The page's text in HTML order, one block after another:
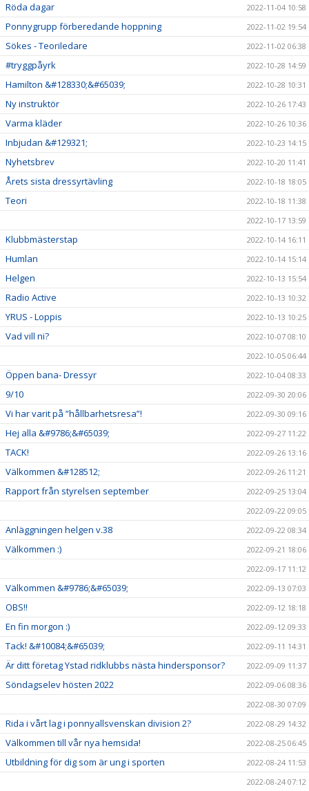
Röda dagar 2022-11-04 10:58
Ponnygrupp förberedande hoppning 2022-11-02 19:54
Sökes - Teoriledare 2022-11-02 06:38
#tryggpåyrk 2022-10-28 14:59
Hamilton &#128330;&#65039; 2022-10-28 10:31
Ny instruktör 2022-10-26 17:43
Varma kläder 2022-10-26 10:36
Inbjudan &#129321; 2022-10-23 14:15
Nyhetsbrev 2022-10-20 11:41
Årets sista dressyrtävling 2022-10-18 18:05
Teori
2022-10-18 11:38
2022-10-17 13:59
Klubbmästerstap 2022-10-14 16:11
Humlan 2022-10-14 15:14
Helgen 2022-10-13 15:54
Radio Active 2022-10-13 10:32
YRUS - Loppis 2022-10-13 10:25
Vad vill ni?
2022-10-07 08:10
2022-10-05 06:44
Öppen bana- Dressyr 2022-10-04 08:33
9/10 2022-09-30 20:06
Vi har varit på ”hållbarhetsresa”! 2022-09-30 09:16
Hej alla &#9786;&#65039; 2022-09-27 11:22
TACK! 2022-09-26 13:16
Välkommen &#128512; 2022-09-26 11:21
Rapport från styrelsen september
2022-09-25 13:04
2022-09-22 09:05
Anläggningen helgen v.38 2022-09-22 08:34
Välkommen :)
2022-09-21 18:06
2022-09-17 11:12
Välkommen &#9786;&#65039; 2022-09-13 07:03
OBS!! 2022-09-12 18:18
En fin morgon :) 2022-09-12 09:33
Tack! &#10084;&#65039; 2022-09-11 14:31
Är ditt företag Ystad ridklubbs nästa hindersponsor? 2022-09-09 11:37
Söndagselev hösten 2022
2022-09-06 08:36
2022-08-30 07:09
Rida i vårt lag i ponnyallsvenskan division 2? 2022-08-29 14:32
Välkommen till vår nya hemsida! 2022-08-25 06:45
Utbildning för dig som är ung i sporten
2022-08-24 11:53
2022-08-24 07:12